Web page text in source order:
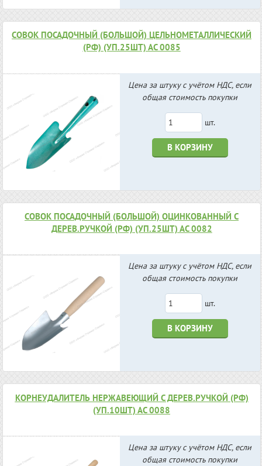
СОВОК ПОСАДОЧНЫЙ (БОЛЬШОЙ) ЦЕЛЬНОМЕТАЛЛИЧЕСКИЙ
(РФ) (УП.25ШТ) АС 0085
Цена за штуку с учётом НДС, если
общая стоимость покупки
шт.
В КОРЗИНУ
СОВОК ПОСАДОЧНЫЙ (БОЛЬШОЙ) ОЦИНКОВАННЫЙ С
ДЕРЕВ.РУЧКОЙ (РФ) (УП.25ШТ) АС 0082
Цена за штуку с учётом НДС, если
общая стоимость покупки
шт.
В КОРЗИНУ
КОРНЕУДАЛИТЕЛЬ НЕРЖАВЕЮЩИЙ С ДЕРЕВ.РУЧКОЙ (РФ)
(УП.10ШТ) АС 0088
Цена за штуку с учётом НДС, если
общая стоимость покупки